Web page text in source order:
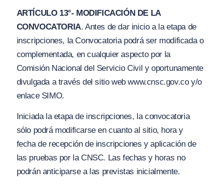
ARTÍCULO 13°- MODIFICACIÓN DE LA
CONVOCATORIA. Antes de dar inicio a la etapa de
inscripciones, la Convocatoria podrá ser modificada o
complementada, en cualquier aspecto por la
Comisión Nacional del Servicio Civil y oportunamente
divulgada a través del sitio webwww.cnsc.gov.coy/o
enlace SIMO.
Iniciada la etapa de inscripciones, la convocatoria
sólo podrá modificarse en cuanto al sitio, hora y
fecha de recepción de inscripciones y aplicación de
las pruebas por la CNSC. Las fechas y horas no
podrán anticiparse a las previstas inicialmente.